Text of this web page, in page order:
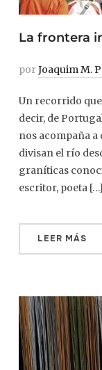
La frontera
porJoaquim M.
Un recorrido que
decir, de
nos acompaña a
divisan el río
graníticas
escritor, poeta […]
LEER MÁS